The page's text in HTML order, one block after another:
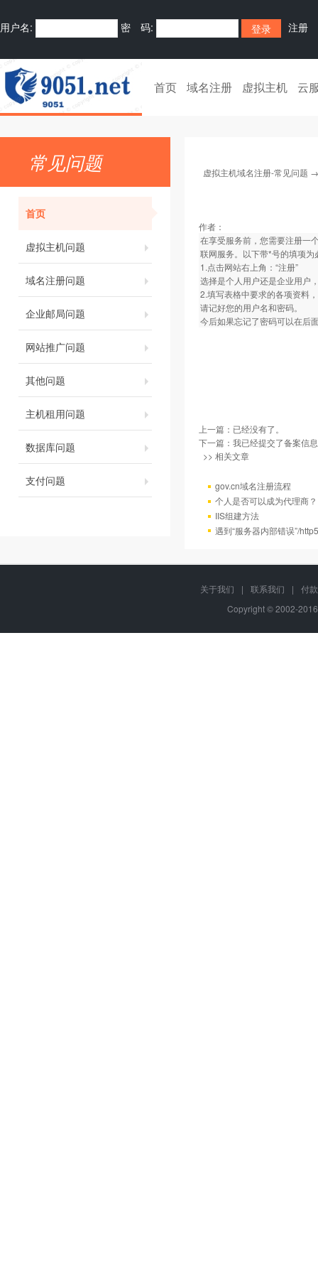
用户名: 密 码: 注册
首页 域名注册 虚拟主机 云
常见问题
首页
虚拟主机问题
域名注册问题
企业邮局问题
网站推广问题
其他问题
主机租用问题
数据库问题
支付问题
虚拟主机域名注册-常见问题
作者：
在享受服务前，您需要注册一
联网服务。以下带*号的填项
1.点击网站右上角：“注册”
选择是个人用户还是企业用户
2.填写表格中要求的各项资料
请记好您的用户名和密码。
今后如果忘记了密码可以在后
上一篇：已经没有了。
下一篇： 我已经提交了备案信
>> 相关文章
gov.cn域名注册流程
个人是否可以成为代理商？
IIS组建方法
遇到“服务器内部错误”/
关于我们 | 联系我们 |
付
Copyright © 2002-